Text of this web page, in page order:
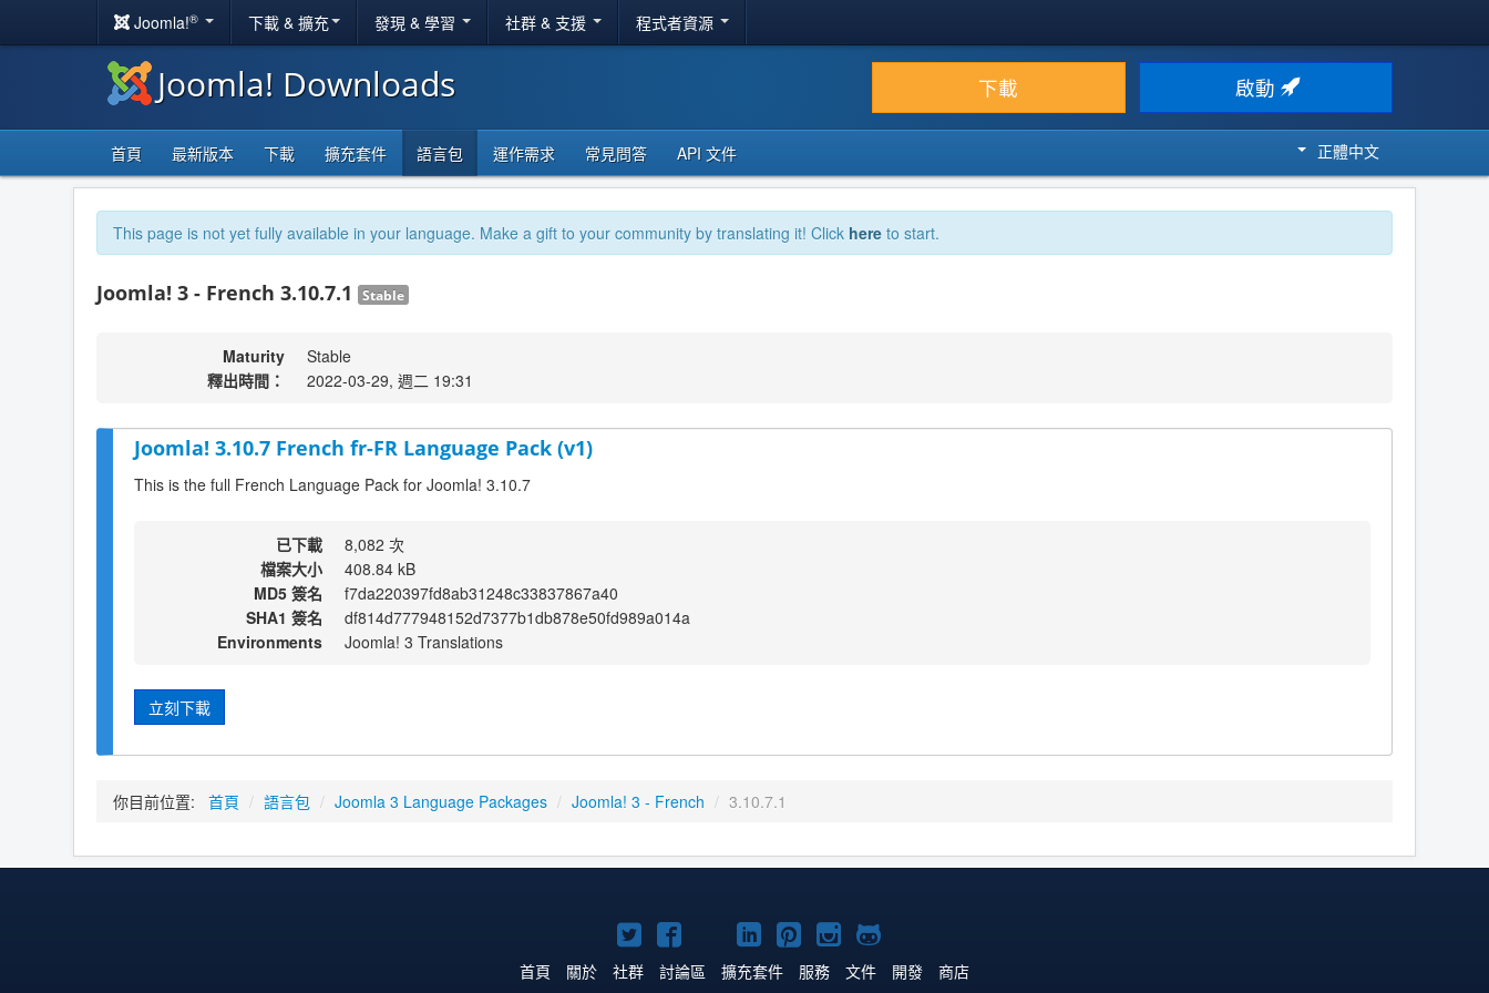
Joomla!® 下載 & 擴充 發現 & 學習 社群 & 支援 程式者資源
Joomla! Downloads 下載 啟動
首頁 最新版本 下載 擴充套件 語言包 運作需求 常見問答 API 文件 正體中文
This page is not yet fully available in your language. Make a gift to your community by translating it! Click here to start.
Joomla! 3 - French 3.10.7.1 Stable
Maturity
Stable
釋出時間：
2022-03-29, 週二 19:31
Joomla! 3.10.7 French fr-FR Language Pack (v1)
This is the full French Language Pack for Joomla! 3.10.7
已下載
8,082 次
檔案大小
408.84 kB
MD5 簽名
f7da220397fd8ab31248c33837867a40
SHA1 簽名
df814d777948152d7377b1db878e50fd989a014a
Environments
Joomla! 3 Translations
立刻下載
你目前位置: 首頁 / 語言包 / Joomla 3 Language Packages / Joomla! 3 - French / 3.10.7.1
Twitter
上
Facebook
上
YouTube
上
Linkedln
上
Pinterest
上
Instagram
上
GitHub
上
首頁 關於 社群 討論區 擴充套件 服務 文件 開發 商店